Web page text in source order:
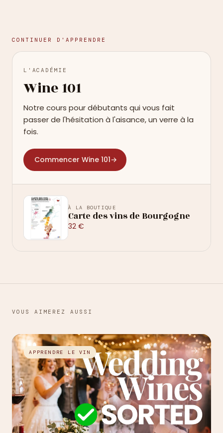
CONTINUER D'APPRENDRE
L'ACADÉMIE
Wine 101
Notre cours pour débutants qui vous fait
passer de l'hésitation à l'aisance, un verre à la
fois.
Commencer Wine 101→
À LA BOUTIQUE
Carte des vins de Bourgogne
32 €
VOUS AIMEREZ AUSSI
APPRENDRE LE VIN →